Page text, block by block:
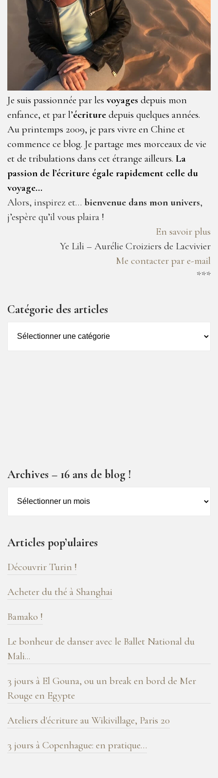
Je suis passionnée par les voyages depuis mon
enfance, et par l’écriture depuis quelques années.
Au printemps 2009, je pars vivre en Chine et
commence ce blog. Je partage mes morceaux de vie
et de tribulations dans cet étrange ailleurs. La
passion de l’écriture égale rapidement celle du
voyage…
Alors, inspirez et… bienvenue dans mon univers,
j’espère qu’il vous plaira !
En savoir plus
Ye Lili – Aurélie Croiziers de Lacvivier
Me contacter par e-mail
***
Catégorie des articles
des
Archives – 16 ans de blog !
de
blog
!
Articles pop’ulaires
Découvrir Turin !
Acheter du thé à Shanghai
Bamako !
Le bonheur de danser avec le Ballet National du
Mali...
3 jours à El Gouna, ou un break en bord de Mer
Rouge en Egypte
Ateliers d'écriture au Wikivillage, Paris 20
3 jours à Copenhague: en pratique…